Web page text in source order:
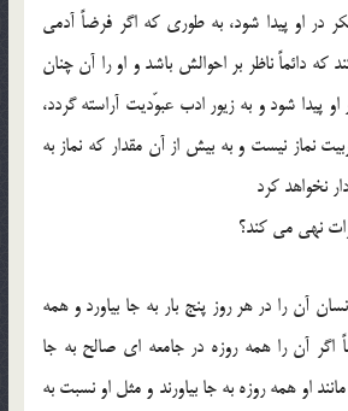
در او پیدا شود، به طوری كه اگر فرضاً آدمی
دائماً ناظر بر احوالش باشد و او را آن چنان
پیدا شود و به زیور ادب عبوّدیت آراسته گردد،
نماز نیست و به بیش از آن مقدار كه نماز به
نخواهد كرد
نهی می كند؟
آن را در هر روز پنج بار به جا بیاورد و همه
آن را همه روزه در جامعه ای صالح به جا
او همه روزه به جا بیاورند و مثل او نسبت به